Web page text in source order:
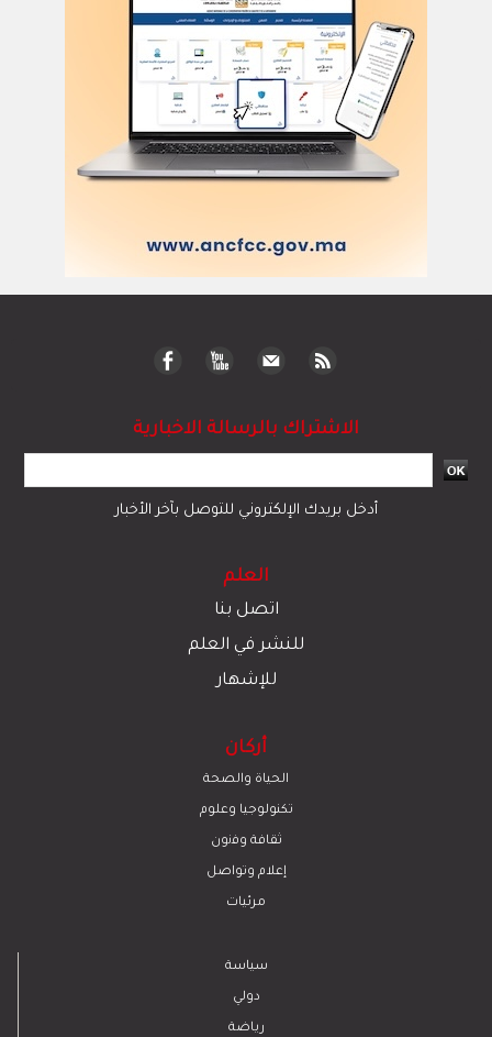
الاشتراك بالرسالة الاخبارية
أدخل بريدك الإلكتروني للتوصل بآخر الأخبار
العلم
اتصل بنا
للنشر في العلم
للإشهار
أركان
الحياة والصحة
تكنولوجيا وعلوم
ﺛﻘﺎﻓﺔ وﻓﻧون
إعلام وتواصل
مرئيات
سياسة
دولي
رياضة